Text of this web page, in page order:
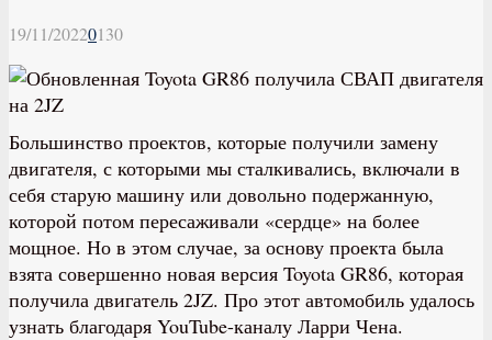
19/11/20220130
Большинство проектов, которые получили замену
двигателя, с которыми мы сталкивались, включали в
себя старую машину или довольно подержанную,
которой потом пересаживали «сердце» на более
мощное. Но в этом случае, за основу проекта была
взята совершенно новая версия Toyota GR86, которая
получила двигатель 2JZ. Про этот автомобиль удалось
узнать благодаря YouTube-каналу Ларри Чена.